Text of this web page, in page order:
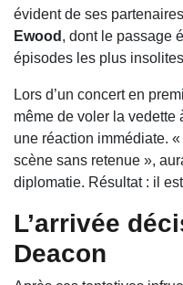
évident de ses
Ewood , dont le passage
épisodes les plus
Lors d’un concert en
même de voler la vedette
une réaction immédiate.
scène sans retenue »,
diplomatie. Résultat : il
L’arrivée
Deacon